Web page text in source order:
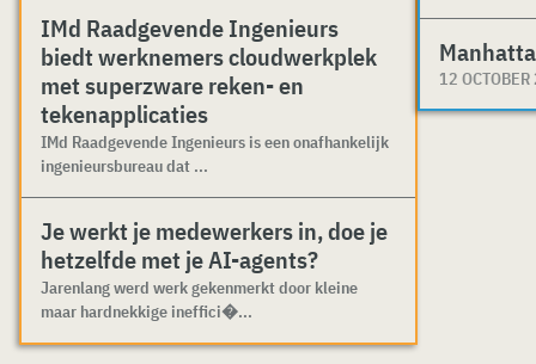
IMd Raadgevende Ingenieurs
biedt werknemers cloudwerkplek
met superzware reken- en
tekenapplicaties
IMd Raadgevende Ingenieurs is een onafhankelijk
ingenieursbureau dat ...
Je werkt je medewerkers in, doe je
hetzelfde met je AI-agents?
Jarenlang werd werk gekenmerkt door kleine
maar hardnekkige ineffici�...
12